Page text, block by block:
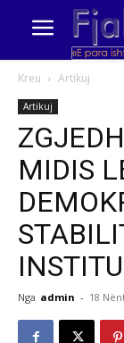
Kreu Artikuj
Artikuj
MIDIS
Nga admin - 18